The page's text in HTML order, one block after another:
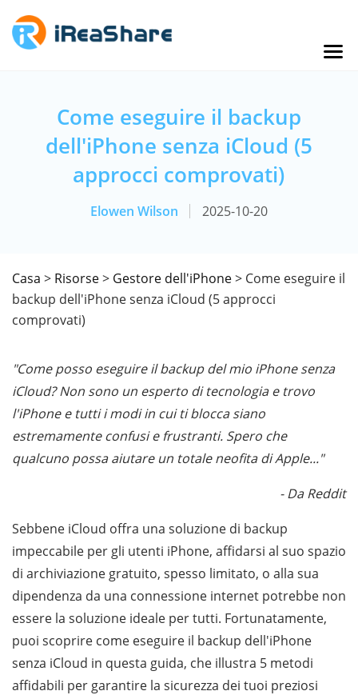
Come eseguire il backup
dell'iPhone senza iCloud (5
approcci comprovati)
Elowen Wilson 2025-10-20
Casa > Risorse> Gestore dell'iPhone> Come eseguire il
backup dell'iPhone senza iCloud (5 approcci
comprovati)
"Come posso eseguire il backup del mio iPhone senza
iCloud? Non sono un esperto di tecnologia e trovo
l'iPhone e tutti i modi in cui ti blocca siano
estremamente confusi e frustranti. Spero che
qualcuno possa aiutare un totale neofita di Apple..."
- Da Reddit
Sebbene iCloud offra una soluzione di backup
impeccabile per gli utenti iPhone, affidarsi al suo spazio
di archiviazione gratuito, spesso limitato, o alla sua
dipendenza da una connessione internet potrebbe non
essere la soluzione ideale per tutti. Fortunatamente,
puoi scoprire come eseguire il backup dell'iPhone
senza iCloud in questa guida, che illustra 5 metodi
affidabili per garantire la sicurezza dei tuoi preziosi